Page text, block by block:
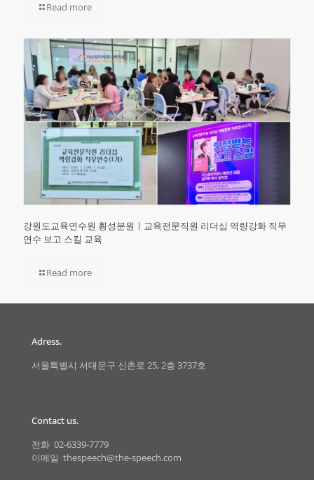
Read more
강원도교육연수원 횡성분원ㅣ교육전문직원 리더십 역량강화 직무
연수 보고 스킬 교육
Read more
Adress.
서울특별시 서대문구 신촌로 25, 2층 3737호
Contact us.
전화 02-6339-7779
이메일 thespeech@the-speech.com